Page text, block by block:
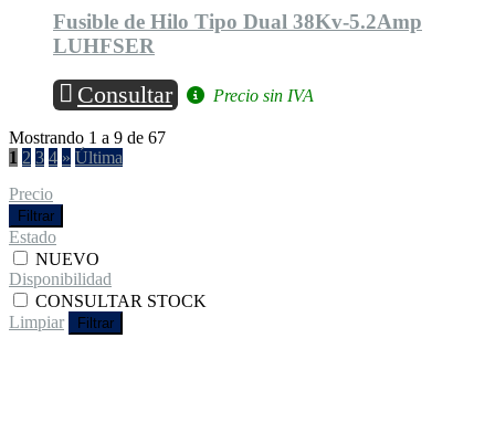
Fusible de Hilo Tipo Dual 38Kv-5.2Amp
LUHFSER
Consultar Precio sin IVA
Mostrando 1 a 9 de 67
1 2 3 4 » Última
Precio
Filtrar
Estado
NUEVO
Disponibilidad
CONSULTAR STOCK
Limpiar
Filtrar